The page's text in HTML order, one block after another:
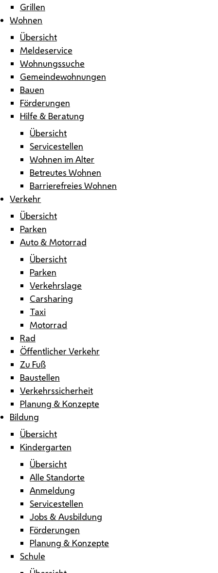
Grillen
Wohnen
Übersicht
Meldeservice
Wohnungssuche
Gemeindewohnungen
Bauen
Förderungen
Hilfe & Beratung
Übersicht
Servicestellen
Wohnen im Alter
Betreutes Wohnen
Barrierefreies Wohnen
Verkehr
Übersicht
Parken
Auto & Motorrad
Übersicht
Parken
Verkehrslage
Carsharing
Taxi
Motorrad
Rad
Öffentlicher Verkehr
Zu Fuß
Baustellen
Verkehrssicherheit
Planung & Konzepte
Bildung
Übersicht
Kindergarten
Übersicht
Alle Standorte
Anmeldung
Servicestellen
Jobs & Ausbildung
Förderungen
Planung & Konzepte
Schule